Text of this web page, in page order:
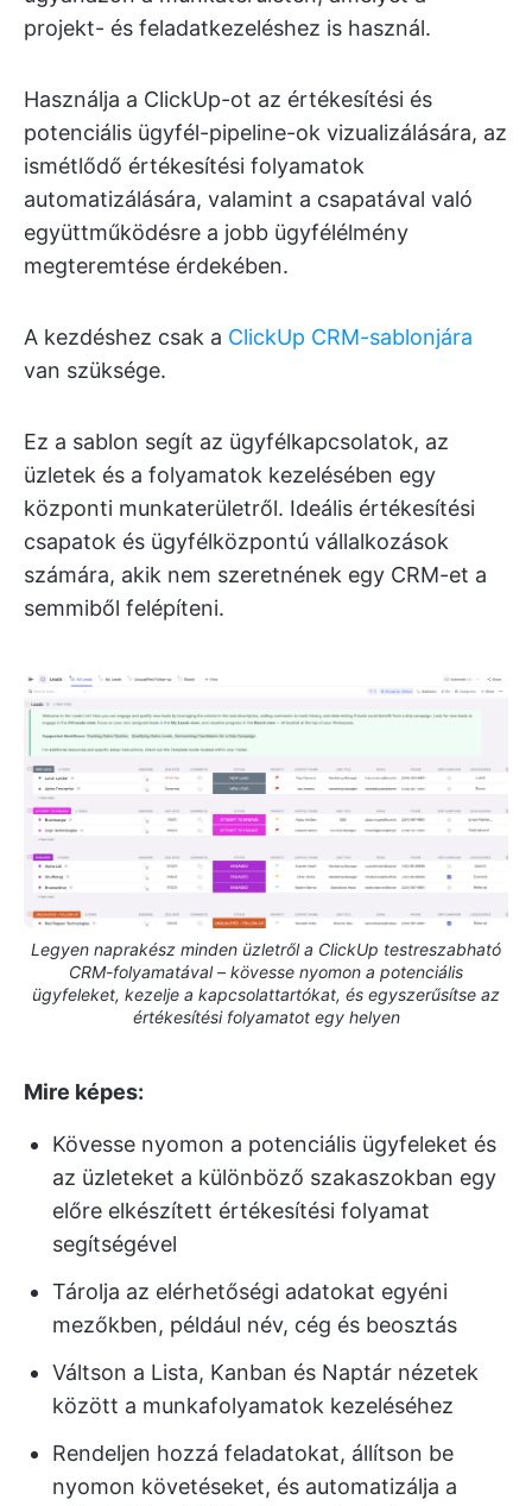
projekt- és feladatkezeléshez is használ.
Használja a ClickUp-ot az értékesítési és
potenciális ügyfél-pipeline-ok vizualizálására, az
ismétlődő értékesítési folyamatok
automatizálására, valamint a csapatával való
együttműködésre a jobb ügyfélélmény
megteremtése érdekében.
A kezdéshez csak a ClickUp CRM-sablonjára
van szüksége.
Ez a sablon segít az ügyfélkapcsolatok, az
üzletek és a folyamatok kezelésében egy
központi munkaterületről. Ideális értékesítési
csapatok és ügyfélközpontú vállalkozások
számára, akik nem szeretnének egy CRM-et a
semmiből felépíteni.
Legyen naprakész minden üzletről a ClickUp testreszabható
CRM-folyamatával – kövesse nyomon a potenciális
ügyfeleket, kezelje a kapcsolattartókat, és egyszerűsítse az
értékesítési folyamatot egy helyen
Mire képes:
Kövesse nyomon a potenciális ügyfeleket és
az üzleteket a különböző szakaszokban egy
előre elkészített értékesítési folyamat
segítségével
Tárolja az elérhetőségi adatokat egyéni
mezőkben, például név, cég és beosztás
Váltson a Lista, Kanban és Naptár nézetek
között a munkafolyamatok kezeléséhez
Rendeljen hozzá feladatokat, állítson be
nyomon követéseket, és automatizálja a